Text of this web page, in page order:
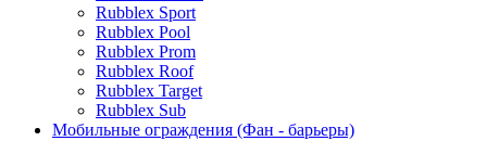
Rubblex Sport
Rubblex Pool
Rubblex Prom
Rubblex Roof
Rubblex Target
Rubblex Sub
Мобильные ограждения (Фан - барьеры)